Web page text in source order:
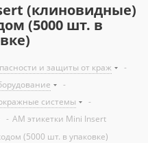
(клиновидные)
(5000 шт. в
и защиты от краж
-
-
системы
-
- АМ этикетки Mini Insert
(5000 шт. в упаковке)